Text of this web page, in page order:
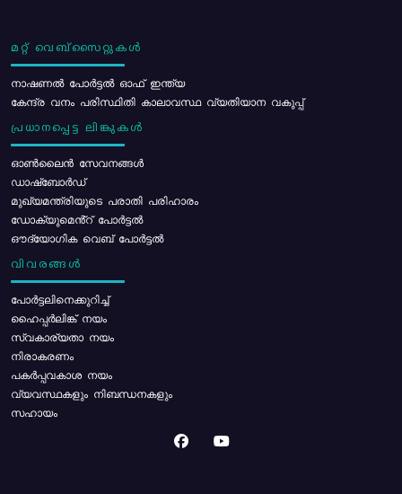
മറ്റ് വെബ്സൈറ്റുകൾ
നാഷണൽ പോർട്ടൽ ഓഫ് ഇന്ത്യ
കേന്ദ്ര വനം പരിസ്ഥിതി കാലാവസ്ഥ വ്യതിയാന വകുപ്പ്
പ്രധാനപ്പെട്ട ലിങ്കുകൾ
ഓൺലൈൻ സേവനങ്ങൾ
ഡാഷ്ബോർഡ്
മുഖ്യമന്ത്രിയുടെ പരാതി പരിഹാരം
ഡോക്യുമെൻ്റ് പോർട്ടൽ
ഔദ്യോഗിക വെബ് പോർട്ടൽ
വിവരങ്ങൾ
പോര്‍ട്ടലിനെക്കുറിച്ച്
ഹൈപ്പർലിങ്ക് നയം
സ്വകാര്യതാ നയം
നിരാകരണം
പകർപ്പവകാശ നയം
വ്യവസ്ഥകളും നിബന്ധനകളും
സഹായം